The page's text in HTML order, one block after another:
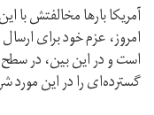
آمریکا بارها مخالفتش با
امروز، عزم خود برای ارسال
است و در این بین، در سطح
گسترده‌ای را در این مورد